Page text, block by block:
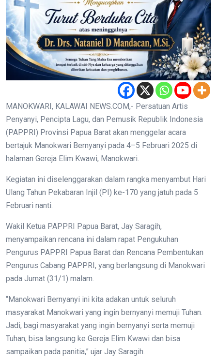
MANOKWARI, KALAWAI NEWS.COM,- Persatuan Artis
Penyanyi, Pencipta Lagu, dan Pemusik Republik Indonesia
(PAPPRI) Provinsi Papua Barat akan menggelar acara
bertajuk Manokwari Bernyanyi pada 4–5 Februari 2025 di
halaman Gereja Elim Kwawi, Manokwari.
Kegiatan ini diselenggarakan dalam rangka menyambut Hari
Ulang Tahun Pekabaran Injil (PI) ke-170 yang jatuh pada 5
Februari nanti.
Wakil Ketua PAPPRI Papua Barat, Jay Saragih,
menyampaikan rencana ini dalam rapat Pengukuhan
Pengurus PAPPRI Papua Barat dan Rencana Pembentukan
Pengurus Cabang PAPPRI, yang berlangsung di Manokwari
pada Jumat (31/1) malam.
“Manokwari Bernyanyi ini kita adakan untuk seluruh
masyarakat Manokwari yang ingin bernyanyi memuji Tuhan.
Jadi, bagi masyarakat yang ingin bernyanyi serta memuji
Tuhan, bisa langsung ke Gereja Elim Kwawi dan bisa
sampaikan pada panitia,” ujar Jay Saragih.